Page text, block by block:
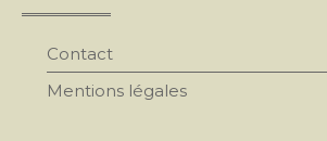
Contact
Mentions légales